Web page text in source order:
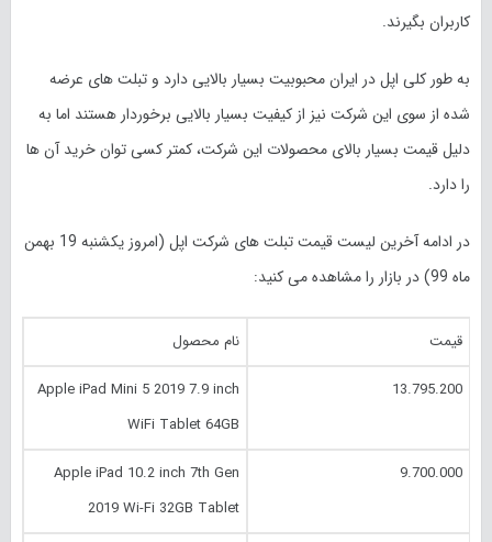
کاربران بگیرند.
به طور کلی اپل در ایران محبوبیت بسیار بالایی دارد و تبلت های عرضه
شده از سوی این شرکت نیز از کیفیت بسیار بالایی برخوردار هستند اما به
دلیل قیمت بسیار بالای محصولات این شرکت، کمتر کسی توان خرید آن ها
را دارد.
در ادامه آخرین لیست قیمت تبلت های شرکت اپل (امروز یکشنبه 19 بهمن
ماه 99) در بازار را مشاهده می کنید:
قیمت نام محصول
13.795.200
Apple iPad Mini 5 2019 7.9 inch
WiFi Tablet 64GB
9.700.000
Apple iPad 10.2 inch 7th Gen
2019 Wi-Fi 32GB Tablet